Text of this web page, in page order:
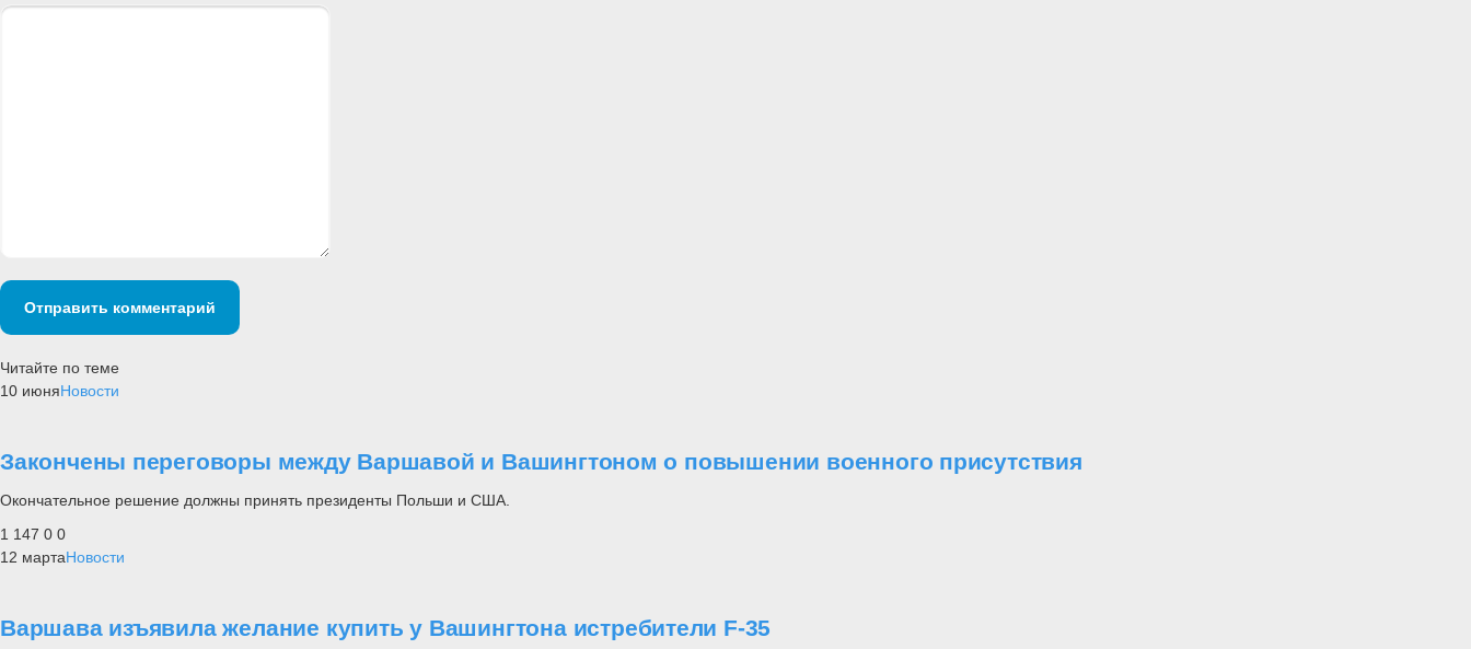
Отправить комментарий
Читайте по теме
10 июняНовости
Закончены переговоры между Варшавой и Вашингтоном о повышении военного присутствия
Окончательное решение должны принять президенты Польши и США.
1 147 0 0
12 мартаНовости
Варшава изъявила желание купить у Вашингтона истребители F-35